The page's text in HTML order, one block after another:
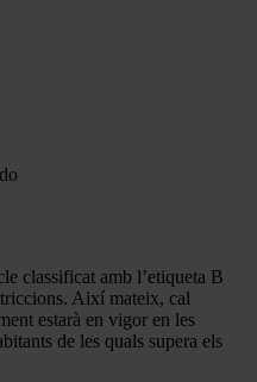
classificat amb l’etiqueta B
Així mateix, cal
estarà en vigor en les
de les quals supera els